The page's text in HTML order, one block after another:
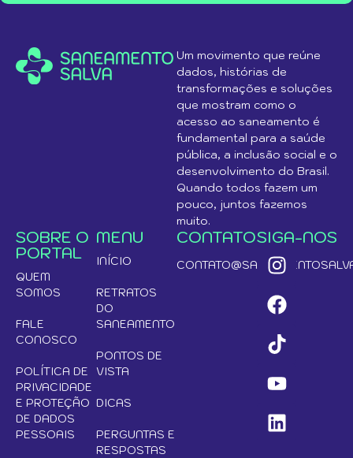
Um movimento que reúne
dados, histórias de
transformações e soluções
que mostram como o
acesso ao saneamento é
fundamental para a saúde
pública, a inclusão social e o
desenvolvimento do Brasil.
Quando todos fazem um
pouco, juntos fazemos
muito.
SOBRE O
PORTAL
QUEM
SOMOS
FALE
CONOSCO
POLÍTICA DE
PRIVACIDADE
E PROTEÇÃO
DE DADOS
PESSOAIS
MENU
INÍCIO
RETRATOS
DO
SANEAMENTO
PONTOS DE
VISTA
DICAS
PERGUNTAS E
RESPOSTAS
CONTATOSIGA-NOS